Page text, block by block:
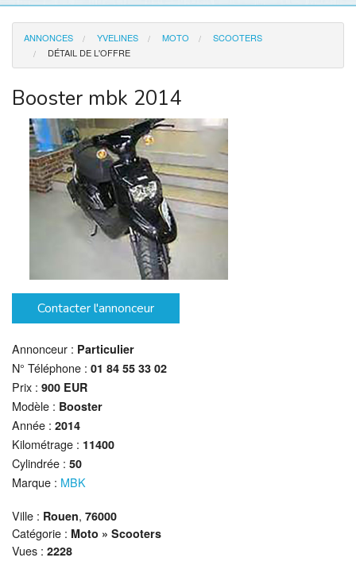
Auto
Moto
Offre Emploi
Animaux
Smartphones
ANNONCES YVELINES MOTO
SCOOTERS
DÉTAIL DE L'OFFRE
Booster mbk 2014
Contacter l'annonceur
Annonceur : Particulier
N° Téléphone : 01 84 55 33 02
Prix : 900 EUR
Modèle : Booster
Année : 2014
Kilométrage : 11400
Cylindrée : 50
Marque : MBK
Ville : Rouen, 76000
Catégorie : Moto » Scooters
Vues : 2228